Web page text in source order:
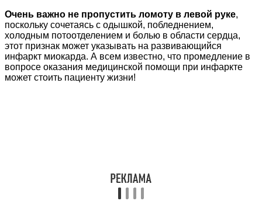
Очень важно не пропустить ломоту в левой руке,
поскольку сочетаясь с одышкой, побледнением,
холодным потоотделением и болью в области сердца,
этот признак может указывать на развивающийся
инфаркт миокарда. А всем известно, что промедление в
вопросе оказания медицинской помощи при инфаркте
может стоить пациенту жизни!